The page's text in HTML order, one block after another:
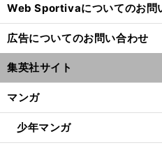
Web Sportivaについてのお問
広告についてのお問い合わせ
集英社サイト
マンガ
少年マンガ